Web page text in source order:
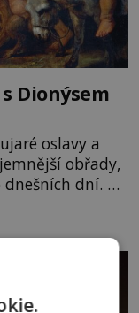
Dionýsem
oslavy a
obřady,
dní. Co
Římané říkají
Bůh Zeus jej